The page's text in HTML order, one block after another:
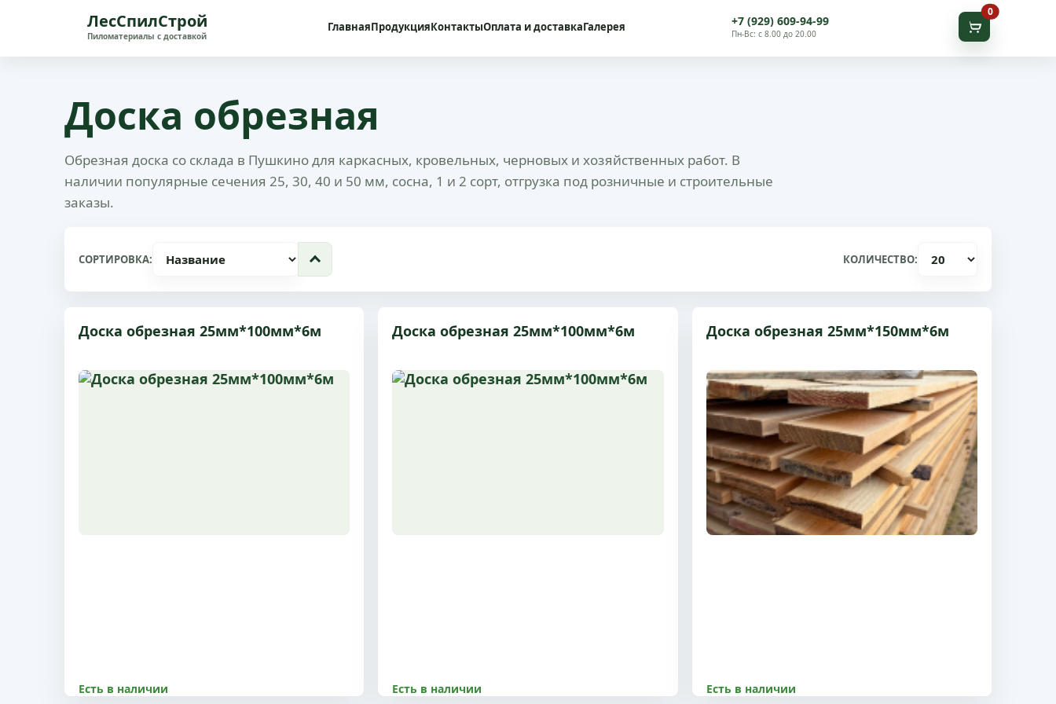
ЛесСпилСтрой ГлавнаяПродукцияКонтактыОплата и доставкаГалерея +7 (929) 609-94-99
Пн-Вс: с 8.00 до 20.00
0В корзину
Доска обрезная
Обрезная доска со склада в Пушкино для каркасных, кровельных, черновых и хозяйственных работ. В
наличии популярные сечения 25, 30, 40 и 50 мм, сосна, 1 и 2 сорт, отгрузка под розничные и строительные
заказы.
СОРТИРОВКА: КОЛИЧЕСТВО:
Доска обрезная 25мм*100мм*6м
Есть в наличии
Доска обрезная 25мм*100мм*6м
Есть в наличии
Доска обрезная 25мм*150мм*6м
Есть в наличии